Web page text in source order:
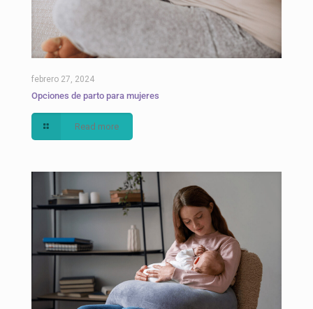
febrero 27, 2024
Opciones de parto para mujeres
Read more